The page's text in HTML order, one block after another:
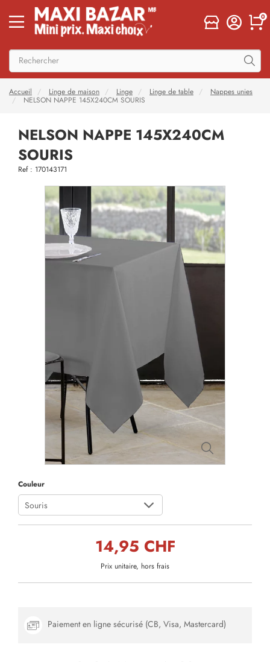
0
Accueil Linge de maison Linge Linge de table
Nappes unies
NELSON NAPPE 145X240CM SOURIS
NELSON NAPPE 145X240CM
SOURIS
Ref : 170143171
Couleur
Souris
14,95 CHF
Prix unitaire, hors frais
Paiement en ligne sécurisé (CB, Visa, Mastercard)